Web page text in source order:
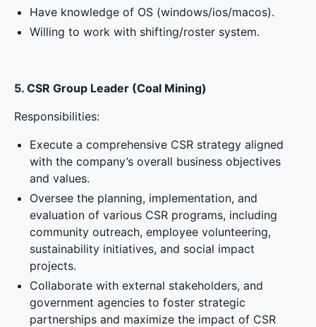
Have knowledge of OS (windows/ios/macos).
Willing to work with shifting/roster system.
5. CSR Group Leader (Coal Mining)
Responsibilities:
Execute a comprehensive CSR strategy aligned
with the company’s overall business objectives
and values.
Oversee the planning, implementation, and
evaluation of various CSR programs, including
community outreach, employee volunteering,
sustainability initiatives, and social impact
projects.
Collaborate with external stakeholders, and
government agencies to foster strategic
partnerships and maximize the impact of CSR